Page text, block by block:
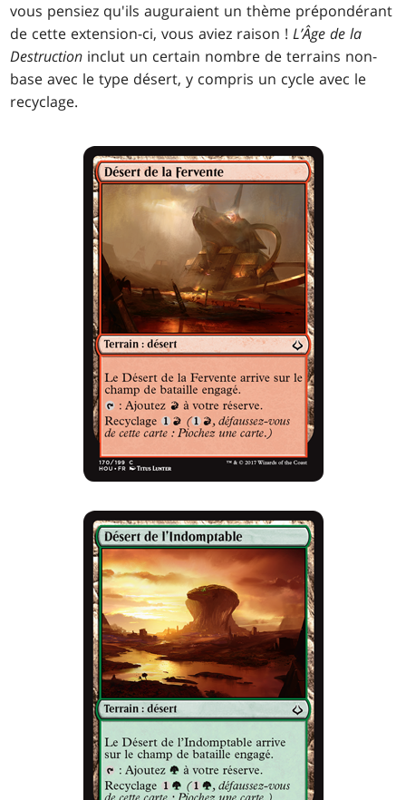
vous pensiez qu'ils auguraient un thème prépondérant
de cette extension-ci, vous aviez raison !L’Âge de la
Destruction inclut un certain nombre de terrains non-
base avec le type désert, y compris un cycle avec le
recyclage.